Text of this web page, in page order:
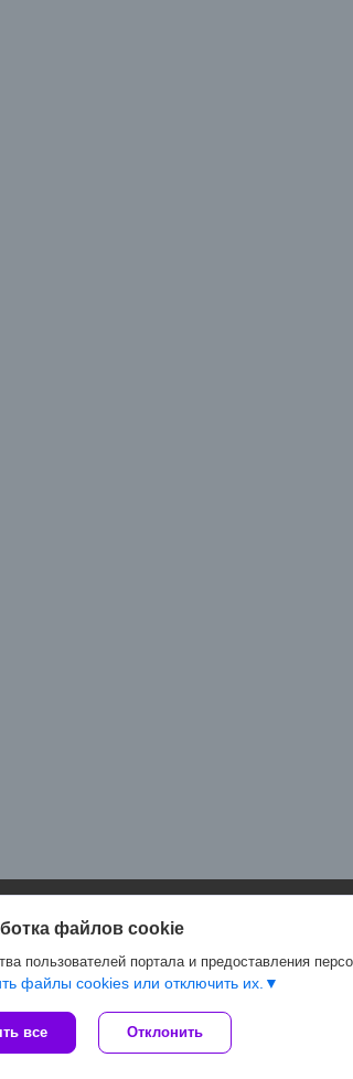
на платформе Deal.by
обработки файлов cookies
файлов cookie
пользователей портала и предоставления
файлы cookies или отключить их.
все Отклонить
|
Пожаловаться на контент
Select Language ▼